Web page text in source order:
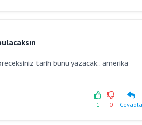
tarih bunu yazacak.. amerika
1 0 Cevapla